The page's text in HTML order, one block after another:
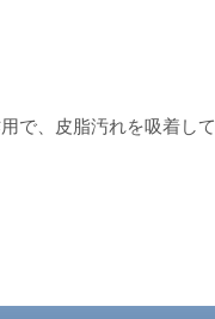
で、皮脂汚れを吸着して